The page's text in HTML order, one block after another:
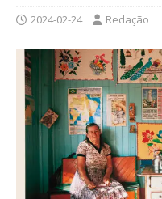
2024-02-24 Redação